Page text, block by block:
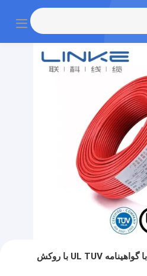
کابل ولتاژ بالا EV ضد حریق با گواهینامه UL TUV با روکش